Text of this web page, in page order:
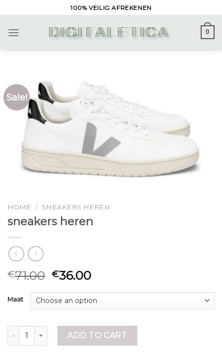
to
content
100% VEILIG AFREKENEN
0
Sale!
HOME / SNEAKERS HEREN
sneakers heren
€71.00 €36.00
Maat
sneakers heren quantityADD TO CART